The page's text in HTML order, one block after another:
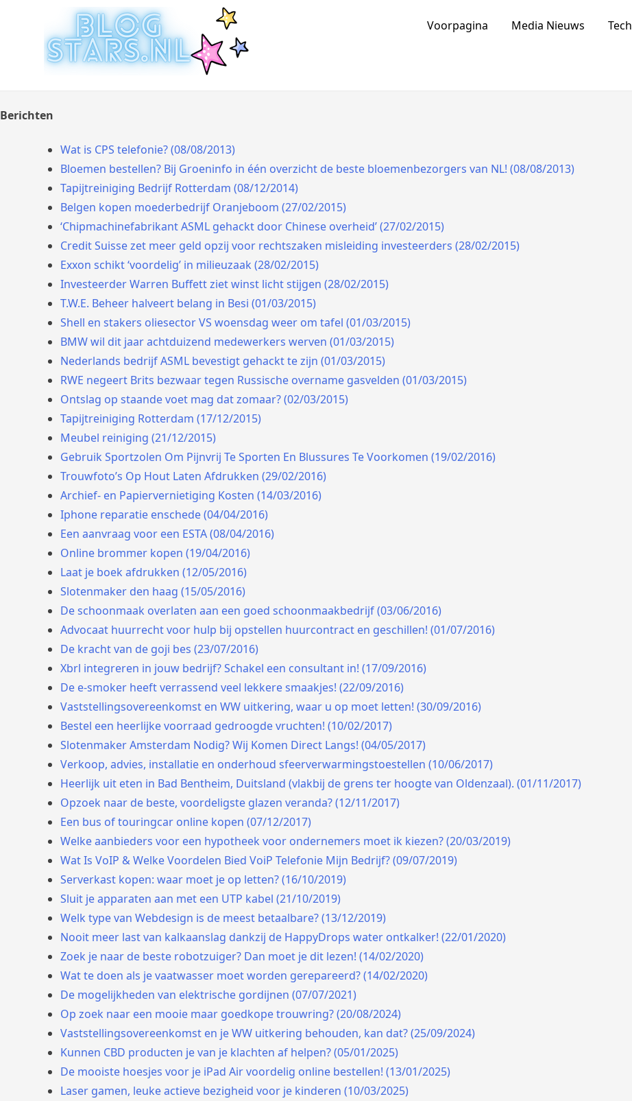
Laatste Nieuws Uit De Media Van Nederland En Buitenland
Blogger Nieuws, Tips, Trends en Aanbiedingen
Voorpagina Media Nieuws Tech
Berichten
Wat is CPS telefonie? (08/08/2013)
Bloemen bestellen? Bij Groeninfo in één overzicht de beste bloemenbezorgers van NL! (08/08/2013)
Tapijtreiniging Bedrijf Rotterdam (08/12/2014)
Belgen kopen moederbedrijf Oranjeboom (27/02/2015)
‘Chipmachinefabrikant ASML gehackt door Chinese overheid’ (27/02/2015)
Credit Suisse zet meer geld opzij voor rechtszaken misleiding investeerders (28/02/2015)
Exxon schikt ‘voordelig’ in milieuzaak (28/02/2015)
Investeerder Warren Buffett ziet winst licht stijgen (28/02/2015)
T.W.E. Beheer halveert belang in Besi (01/03/2015)
Shell en stakers oliesector VS woensdag weer om tafel (01/03/2015)
BMW wil dit jaar achtduizend medewerkers werven (01/03/2015)
Nederlands bedrijf ASML bevestigt gehackt te zijn (01/03/2015)
RWE negeert Brits bezwaar tegen Russische overname gasvelden (01/03/2015)
Ontslag op staande voet mag dat zomaar? (02/03/2015)
Tapijtreiniging Rotterdam (17/12/2015)
Meubel reiniging (21/12/2015)
Gebruik Sportzolen Om Pijnvrij Te Sporten En Blussures Te Voorkomen (19/02/2016)
Trouwfoto’s Op Hout Laten Afdrukken (29/02/2016)
Archief- en Papiervernietiging Kosten (14/03/2016)
Iphone reparatie enschede (04/04/2016)
Een aanvraag voor een ESTA (08/04/2016)
Online brommer kopen (19/04/2016)
Laat je boek afdrukken (12/05/2016)
Slotenmaker den haag (15/05/2016)
De schoonmaak overlaten aan een goed schoonmaakbedrijf (03/06/2016)
Advocaat huurrecht voor hulp bij opstellen huurcontract en geschillen! (01/07/2016)
De kracht van de goji bes (23/07/2016)
Xbrl integreren in jouw bedrijf? Schakel een consultant in! (17/09/2016)
De e-smoker heeft verrassend veel lekkere smaakjes! (22/09/2016)
Vaststellingsovereenkomst en WW uitkering, waar u op moet letten! (30/09/2016)
Bestel een heerlijke voorraad gedroogde vruchten! (10/02/2017)
Slotenmaker Amsterdam Nodig? Wij Komen Direct Langs! (04/05/2017)
Verkoop, advies, installatie en onderhoud sfeerverwarmingstoestellen (10/06/2017)
Heerlijk uit eten in Bad Bentheim, Duitsland (vlakbij de grens ter hoogte van Oldenzaal). (01/11/2017)
Opzoek naar de beste, voordeligste glazen veranda? (12/11/2017)
Een bus of touringcar online kopen (07/12/2017)
Welke aanbieders voor een hypotheek voor ondernemers moet ik kiezen? (20/03/2019)
Wat Is VoIP & Welke Voordelen Bied VoiP Telefonie Mijn Bedrijf? (09/07/2019)
Serverkast kopen: waar moet je op letten? (16/10/2019)
Sluit je apparaten aan met een UTP kabel (21/10/2019)
Welk type van Webdesign is de meest betaalbare? (13/12/2019)
Nooit meer last van kalkaanslag dankzij de HappyDrops water ontkalker! (22/01/2020)
Zoek je naar de beste robotzuiger? Dan moet je dit lezen! (14/02/2020)
Wat te doen als je vaatwasser moet worden gerepareerd? (14/02/2020)
De mogelijkheden van elektrische gordijnen (07/07/2021)
Op zoek naar een mooie maar goedkope trouwring? (20/08/2024)
Vaststellingsovereenkomst en je WW uitkering behouden, kan dat? (25/09/2024)
Kunnen CBD producten je van je klachten af helpen? (05/01/2025)
De mooiste hoesjes voor je iPad Air voordelig online bestellen! (13/01/2025)
Laser gamen, leuke actieve bezigheid voor je kinderen (10/03/2025)